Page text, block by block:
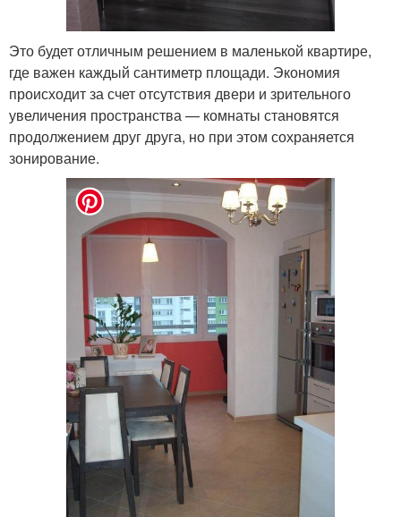
Это будет отличным решением в маленькой квартире,
где важен каждый сантиметр площади. Экономия
происходит за счет отсутствия двери и зрительного
увеличения пространства — комнаты становятся
продолжением друг друга, но при этом сохраняется
зонирование.